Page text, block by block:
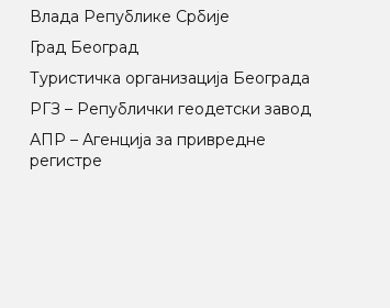
Влада Републике Србије
Град Београд
Туристичка организација Београда
РГЗ – Републички геодетски завод
АПР – Агенција за привредне
регистре